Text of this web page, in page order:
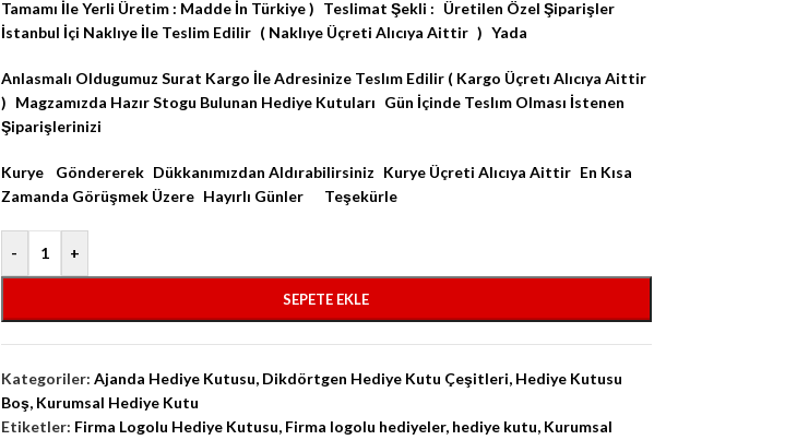
Tamamı İle Yerli Üretim : Madde İn Türkiye ) Teslimat Şekli : Üretilen Özel Şiparişler
İstanbul İçi Naklıye İle Teslim Edilir ( Naklıye Üçreti Alıcıya Aittir ) Yada
Anlasmalı Oldugumuz Surat Kargo İle Adresinize Teslım Edilir ( Kargo Üçretı Alıcıya Aittir
) Magzamızda Hazır Stogu Bulunan Hediye Kutuları Gün İçinde Teslım Olması İstenen
Şiparişlerinizi
Kurye Göndererek Dükkanımızdan Aldırabilirsiniz Kurye Üçreti Alıcıya Aittir En Kısa
Zamanda Görüşmek Üzere Hayırlı Günler Teşekürle
- +
SEPETE EKLE
Kategoriler: Ajanda Hediye Kutusu, Dikdörtgen Hediye Kutu Çeşitleri, Hediye Kutusu
Boş, Kurumsal Hediye Kutu
Etiketler: Firma Logolu Hediye Kutusu, Firma logolu hediyeler, hediye kutu, Kurumsal